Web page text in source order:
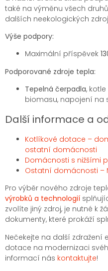
také na výměnu všech
dalších neekologických
Výše podpory:
Maximální příspěvek
Podporované zdroje tepla:
Tepelná čerpadla,
biomasu, napojení na
Další informace a
Kotlíkové dotace –
ostatní domácnosti
Domácnosti s nižšími
Ostatní domácnosti –
Pro výběr nového zdroje
výrobků a technologií
zvolíte jiný zdroj, je nutné k
dokumenty, které prokáží
Nečekejte na další zdražení
dotace na modernizaci
informací nás kontaktujte!